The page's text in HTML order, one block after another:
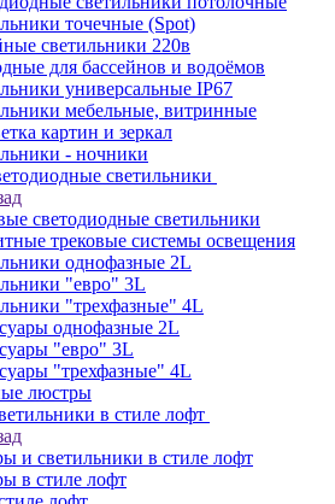
точечные (Spot)
светильники 220в
для бассейнов и водоёмов
универсальные IP67
мебельные, витринные
картин и зеркал
- ночники
светильники
светодиодные светильники
трековые системы освещения
однофазные 2L
"евро" 3L
"трехфазные" 4L
однофазные 2L
"евро" 3L
"трехфазные" 4L
люстры
в стиле лофт
и светильники в стиле лофт
в стиле лофт